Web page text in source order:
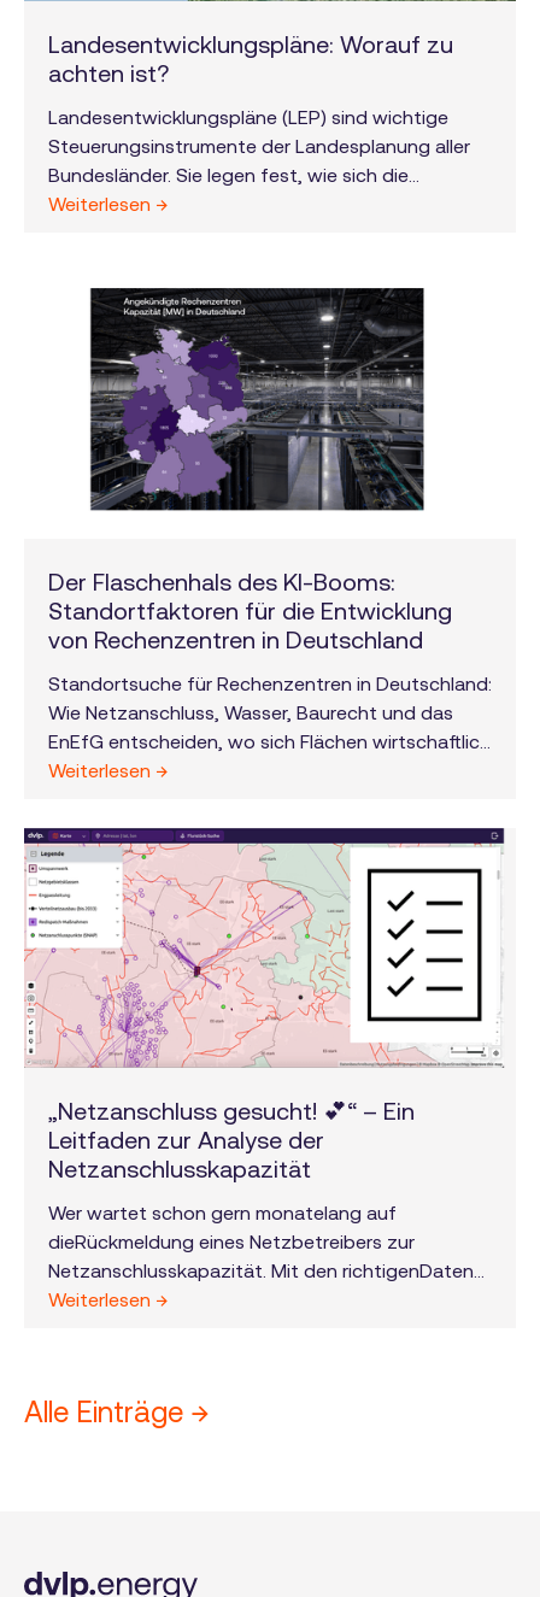
Landesentwicklungspläne: Worauf zu
achten ist?
Landesentwicklungspläne (LEP) sind wichtige
Steuerungsinstrumente der Landesplanung aller
Bundesländer. Sie legen fest, wie sich die
Raumordnung für Bereiche wie Siedlung,
konkrete Ausgestaltung und Umsetzung der LEP
obliegt den einzelnen Bundesländern und werden
in Regionalplänen (REP) für einzelne Teilräume der
Bundesländer weiter konkretisiert und räumlich
zugewiesen.
Weiterlesen →
Der Flaschenhals des KI-Booms:
Standortfaktoren für die Entwicklung
von Rechenzentren in Deutschland
Standortsuche für Rechenzentren in Deutschland:
Wie Netzanschluss, Wasser, Baurecht und das
EnEfG entscheiden, wo sich Flächen wirtschaftlich
entwickeln lassen.
Weiterlesen →
„Netzanschluss gesucht! 💕“ – Ein
Leitfaden zur Analyse der
Netzanschlusskapazität
Wer wartet schon gern monatelang auf
dieRückmeldung eines Netzbetreibers zur
Netzanschlusskapazität. Mit den richtigenDaten
kann man selbst ein gutes Verständnis zur lokalen
und Funktionen im dvlp.energy web-GIS geht.
Weiterlesen →
Alle Einträge →